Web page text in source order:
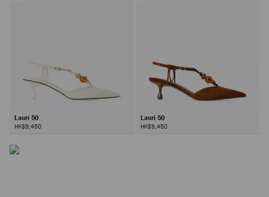
Lauri 50
HK$9,450
Lauri 50
HK$9,450